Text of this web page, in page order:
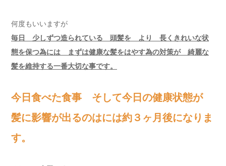
何度もいいますが
毎日 少しずつ造られている 頭髪を より 長くきれいな状
態を保つ為には まずは健康な髪をはやす為の対策が 綺麗な
髪を維持する一番大切な事です。
今日食べた食事 そして今日の健康状態が
髪に影響が出るのはには約３ヶ月後になりま
す。